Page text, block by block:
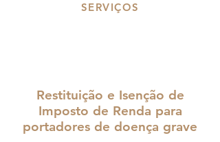
SERVIÇOS
Restituição e Isenção de
Imposto de Renda para
portadores de doença grave